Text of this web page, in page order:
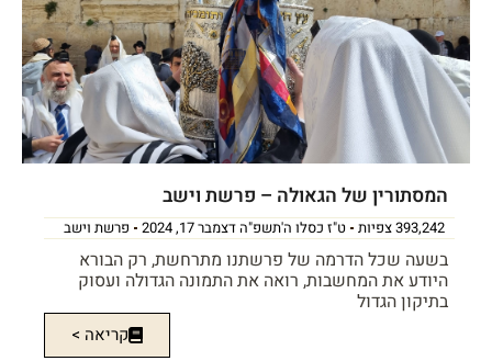
המסתורין של הגאולה – פרשת וישב
393,242 צפיות ט"ז כסלו ה'תשפ"ה דצמבר 17, 2024 פרשת וישב
בשעה שכל הדרמה של פרשתנו מתרחשת, רק הבורא
היודע את המחשבות, רואה את התמונה הגדולה ועסוק
בתיקון הגדול
קריאה >